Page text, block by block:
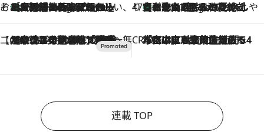
そおだよおこの関西おいしい、おやつ紀行6 Hours Ago
［大阪府箕面市］一皿一皿目の前で仕上げられる、料理を巧みに組み込んだアシェットデセールコース「ミチル アシェット デセール（Michiru assiette dessert）」 47都道府県の手みやげ ひんやりスイーツで夏を満喫
6 Hours Ago
【和歌山県】この夏絶対食べたい 冷やしておいしいおやつ3選 みかんがごろっと丸ごと入ったジュレ
【CREA×星野リゾート】唯一無二。癒しと発見が待つ場所へ
2026.8.7
【トンボの足水浴】ヒノキの香りに包まれて涼感マックス！約13℃の湧水かけ流しを避暑地「星野温泉 トンボの湯」で体験 CREA'S CHOICE
2026.8.7
「立川にも歌舞伎があるんだよ」 片岡仁左衛門・市川中車ら豪華座組みで4年目の立川立飛歌舞伎へ
連載 TOP